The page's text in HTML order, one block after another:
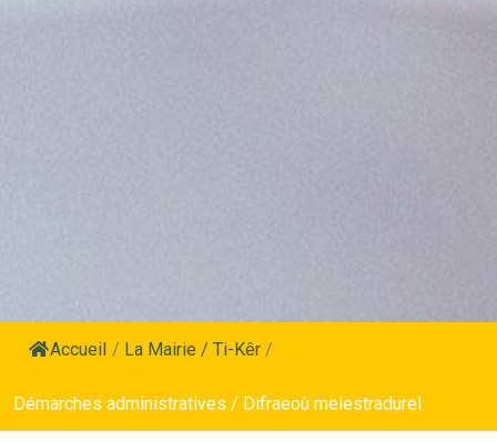
Accueil / La Mairie / Ti-Kêr /
Démarches administratives / Difraeoù melestradurel